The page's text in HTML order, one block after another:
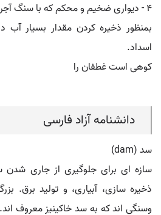
۴ - دیواری ضخیم و محکم که با سنگ
بمنظور ذخیره کردن مقدار بسیار
اسداد.
کوهی است غطفان را
دانشنامه آزاد فارسی
سد (dam)
سازه ای برای جلوگیری از جاری
ذخیره سازی، آبیاری، و تولید برق.
وسنگی اند که به سد خاکینیز معروف